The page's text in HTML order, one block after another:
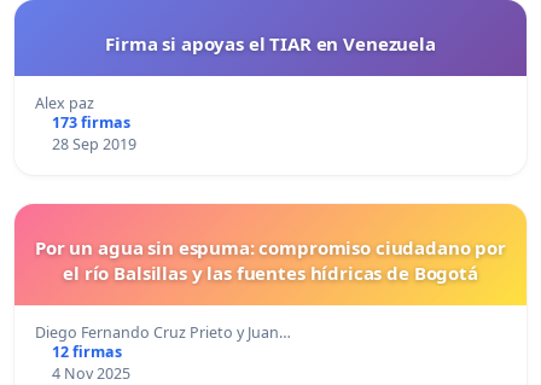
Firma si apoyas el TIAR en Venezuela
Alex paz
173 firmas
28 Sep 2019
Por un agua sin espuma: compromiso ciudadano por
el río Balsillas y las fuentes hídricas de Bogotá
Diego Fernando Cruz Prieto y Juan…
12 firmas
4 Nov 2025